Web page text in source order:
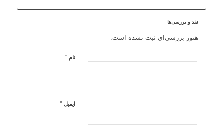
نقد و بررسی‌ها
هنوز بررسی‌ای ثبت نشده است.
نام *
ایمیل *